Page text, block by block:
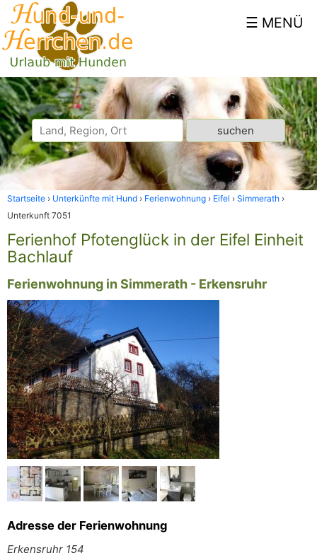
Startseite Unterkünfte mit Hund Ferienwohnung Eifel
Simmerath
Unterkunft 7051
Ferienhof Pfotenglück in der Eifel Einheit
Bachlauf
Ferienwohnung in Simmerath - Erkensruhr
Adresse der Ferienwohnung
Erkensruhr 154